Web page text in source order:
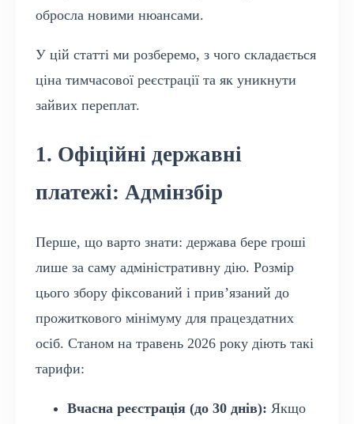
обросла новими нюансами.
У цій статті ми розберемо, з чого складається
ціна тимчасової реєстрації та як уникнути
зайвих переплат.
1. Офіційні державні
платежі: Адмінзбір
Перше, що варто знати: держава бере гроші
лише за саму адміністративну дію. Розмір
цього збору фіксований і прив’язаний до
прожиткового мінімуму для працездатних
осіб. Станом на травень 2026 року діють такі
тарифи:
Вчасна реєстрація (до 30 днів): Якщо